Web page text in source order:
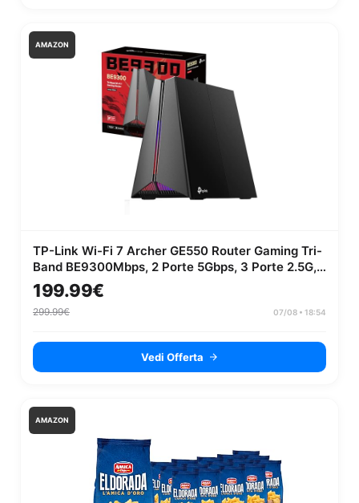
AMAZON
TP-Link Wi-Fi 7 Archer GE550 Router Gaming Tri-
Band BE9300Mbps, 2 Porte 5Gbps, 3 Porte 2.5G,
Canali 320MHz, 4K-QAM,...
199.99€
299.99€ 07/08 • 18:54
Vedi Offerta
AMAZON